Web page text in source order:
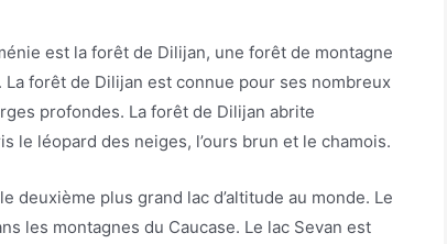
est la forêt de Dilijan, une forêt de montagne
forêt de Dilijan est connue pour ses nombreux
profondes. La forêt de Dilijan abrite
le léopard des neiges, l’ours brun et le chamois.
deuxième plus grand lac d’altitude au monde. Le
les montagnes du Caucase. Le lac Sevan est